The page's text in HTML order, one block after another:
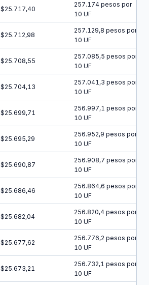
$25.717,40
257.174 pesos por
10 UF
$25.712,98
257.129,8 pesos por
10 UF
$25.708,55
257.085,5 pesos por
10 UF
$25.704,13
257.041,3 pesos por
10 UF
$25.699,71
256.997,1 pesos por
10 UF
$25.695,29
256.952,9 pesos por
10 UF
$25.690,87
256.908,7 pesos por
10 UF
$25.686,46
256.864,6 pesos por
10 UF
$25.682,04
256.820,4 pesos por
10 UF
$25.677,62
256.776,2 pesos por
10 UF
$25.673,21
256.732,1 pesos por
10 UF